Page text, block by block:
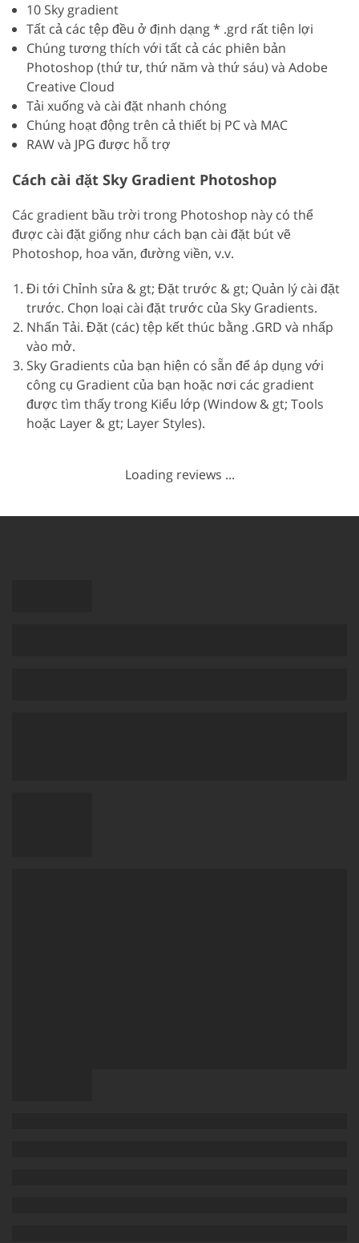
10 Sky gradient
Tất cả các tệp đều ở định dạng * .grd rất tiện lợi
Chúng tương thích với tất cả các phiên bản
Photoshop (thứ tư, thứ năm và thứ sáu) và Adobe
Creative Cloud
Tải xuống và cài đặt nhanh chóng
Chúng hoạt động trên cả thiết bị PC và MAC
RAW và JPG được hỗ trợ
Cách cài đặt Sky Gradient Photoshop
Các gradient bầu trời trong Photoshop này có thể
được cài đặt giống như cách bạn cài đặt bút vẽ
Photoshop, hoa văn, đường viền, v.v.
Đi tới Chỉnh sửa & gt; Đặt trước & gt; Quản lý cài đặt
trước. Chọn loại cài đặt trước của Sky Gradients.
Nhấn Tải. Đặt (các) tệp kết thúc bằng .GRD và nhấp
vào mở.
Sky Gradients của bạn hiện có sẵn để áp dụng với
công cụ Gradient của bạn hoặc nơi các gradient
được tìm thấy trong Kiểu lớp (Window & gt; Tools
hoặc Layer & gt; Layer Styles).
Loading reviews ...